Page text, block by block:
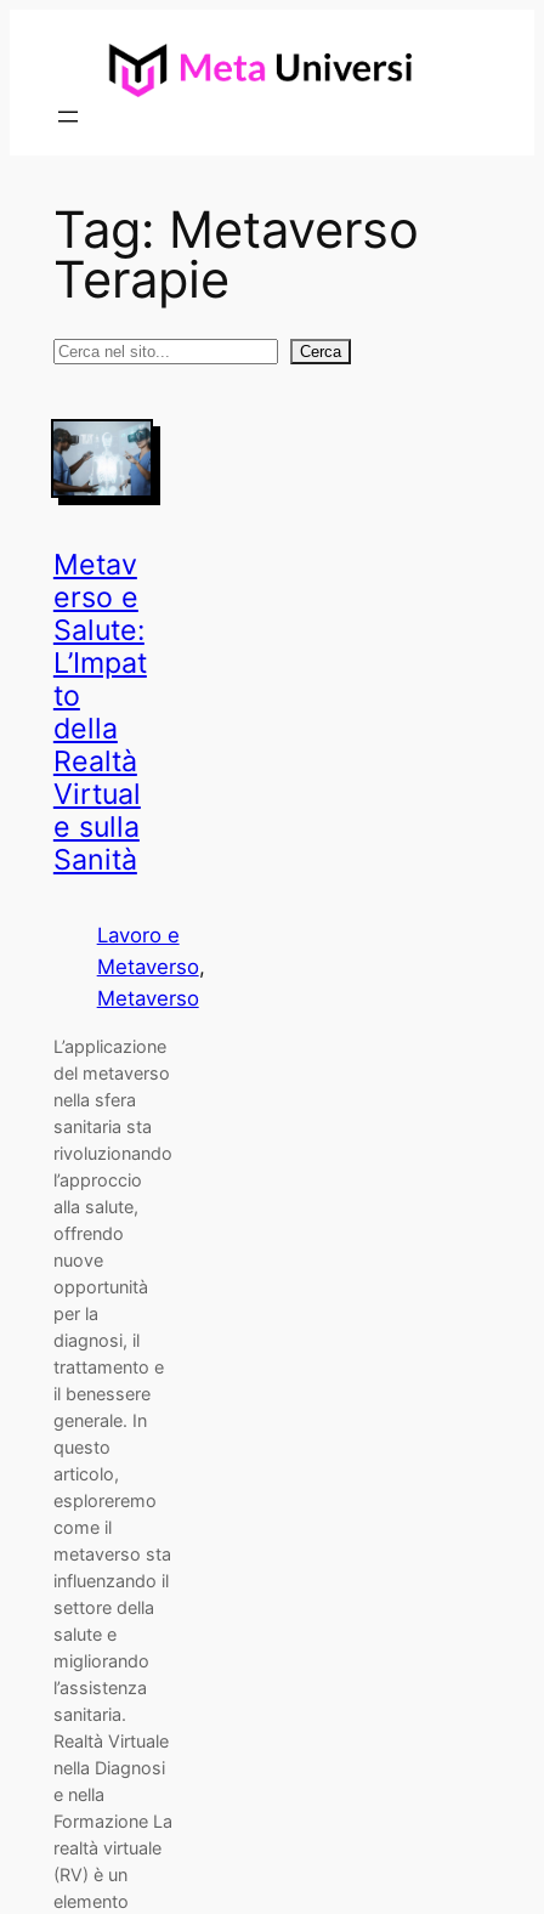
Tag: Metaverso
Terapie
Cerca Cerca
Metav
erso e
Salute:
L’Impat
to
della
Realtà
Virtual
e sulla
Sanità
Lavoro e
Metaverso
Metaverso
L’applicazione
del metaverso
nella sfera
sanitaria sta
rivoluzionando
l’approccio
alla salute,
offrendo
nuove
opportunità
per la
diagnosi, il
trattamento e
il benessere
generale. In
questo
articolo,
esploreremo
come il
metaverso sta
influenzando il
settore della
salute e
migliorando
l’assistenza
sanitaria.
Realtà Virtuale
nella Diagnosi
e nella
Formazione La
realtà virtuale
(RV) è un
elemento